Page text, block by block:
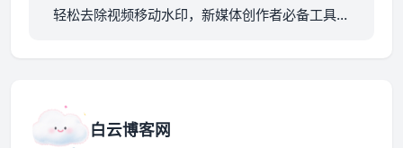
轻松去除视频移动水印，新媒体创作者必备工具推
白云博客网